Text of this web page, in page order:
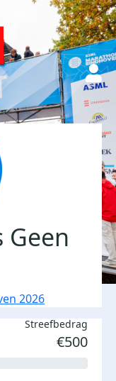
Geen
2026
Streefbedrag
€500